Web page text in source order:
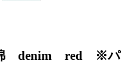
綿 denim red ※パ